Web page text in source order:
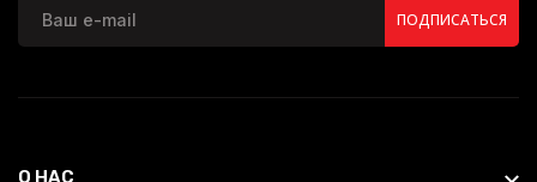
ПОДПИСАТЬСЯ